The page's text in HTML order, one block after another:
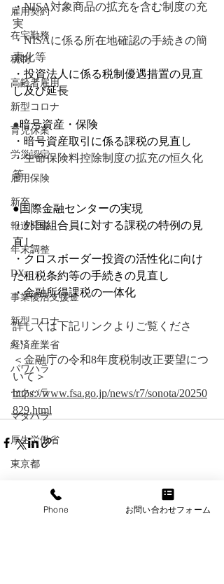
雇用契約
在宅勤務
税制
高齢者雇用
新型コロナ
育児休業
労災認定
雇用保険
新卒
報道発表
年末調整
DX
事業復活支援金
新型コロナ
経済産業省
パワハラ
セクハラ
マタハラ
厚生労働省
東京都
日本年金機構
・NISA対象商品の拡充を含む制度の充
実
・NISAに係る所在地確認の手続きの簡
素化等
・投資法人に係る税制優遇措置の見直
し及び延長
●暗号資産・保険
・暗号資産取引に係る課税の見直し
・生命保険料控除制度の拡充の恒久化
等
●国際金融センターの実現
・外国組合員に対する課税の特例の見
直し
・クロスボーダー投資の活性化に向け
た租税条約等の手続きの見直し
・金融所得課税の一体化
詳しくは下記リンクよりご覧くださ
い。
＜金融庁の令和8年度税制改正要望につ
いて＞
https://www.fsa.go.jp/news/r7/sonota/20250
829.html
Phone
お問い合わせフォーム